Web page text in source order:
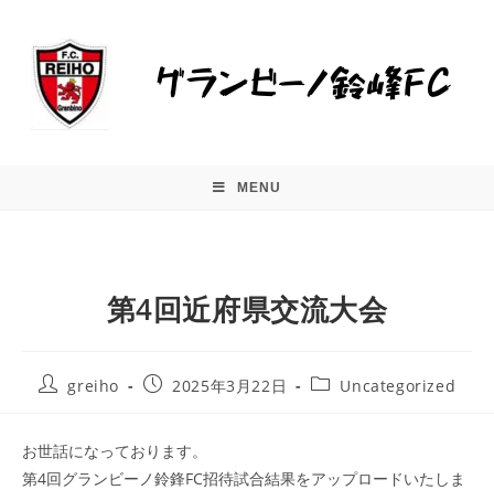
MENU
第4回近府県交流大会
greiho 2025年3月22日 Uncategorized
お世話になっております。
第4回グランビーノ鈴鋒FC招待試合結果をアップロードいたしま